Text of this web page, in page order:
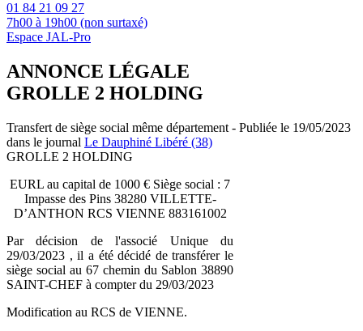
01 84 21 09 27
7h00 à 19h00 (non surtaxé)
Espace JAL-Pro
ANNONCE LÉGALE
GROLLE 2 HOLDING
Transfert de siège social même département - Publiée le 19/05/2023
dans le journal Le Dauphiné Libéré (38)
GROLLE 2 HOLDING
EURL au capital de 1000 € Siège social : 7
Impasse des Pins 38280 VILLETTE-
D’ANTHON RCS VIENNE 883161002
Par décision de l'associé Unique du
29/03/2023 , il a été décidé de transférer le
siège social au 67 chemin du Sablon 38890
SAINT-CHEF à compter du 29/03/2023
Modification au RCS de VIENNE.